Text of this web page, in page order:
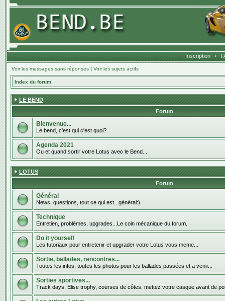
Inscription •
Voir les messages sans réponses | Voir les sujets actifs
Index du forum
LE BEND
Forum
Bienvenue...
Le bend, c'est qui c'est quoi?
Agenda 2021
Ou et quand sortir votre Lotus avec le Bend...
LOTUS
Forum
Général
News, questions, tout ce qui est...général:)
Technique
Entretien, problèmes, upgrades...Le coin mécanique du forum.
Do it yourself
Les tutoriaux pour entretenir et upgrader votre Lotus vous meme...
Sortie, ballades, rencontres...
Toutes les infos, toutes les photos pour les ballades passées et a venir...
Sorties sportives...
Track days, Elise trophy, courses de côtes, mettez votre casque avant de